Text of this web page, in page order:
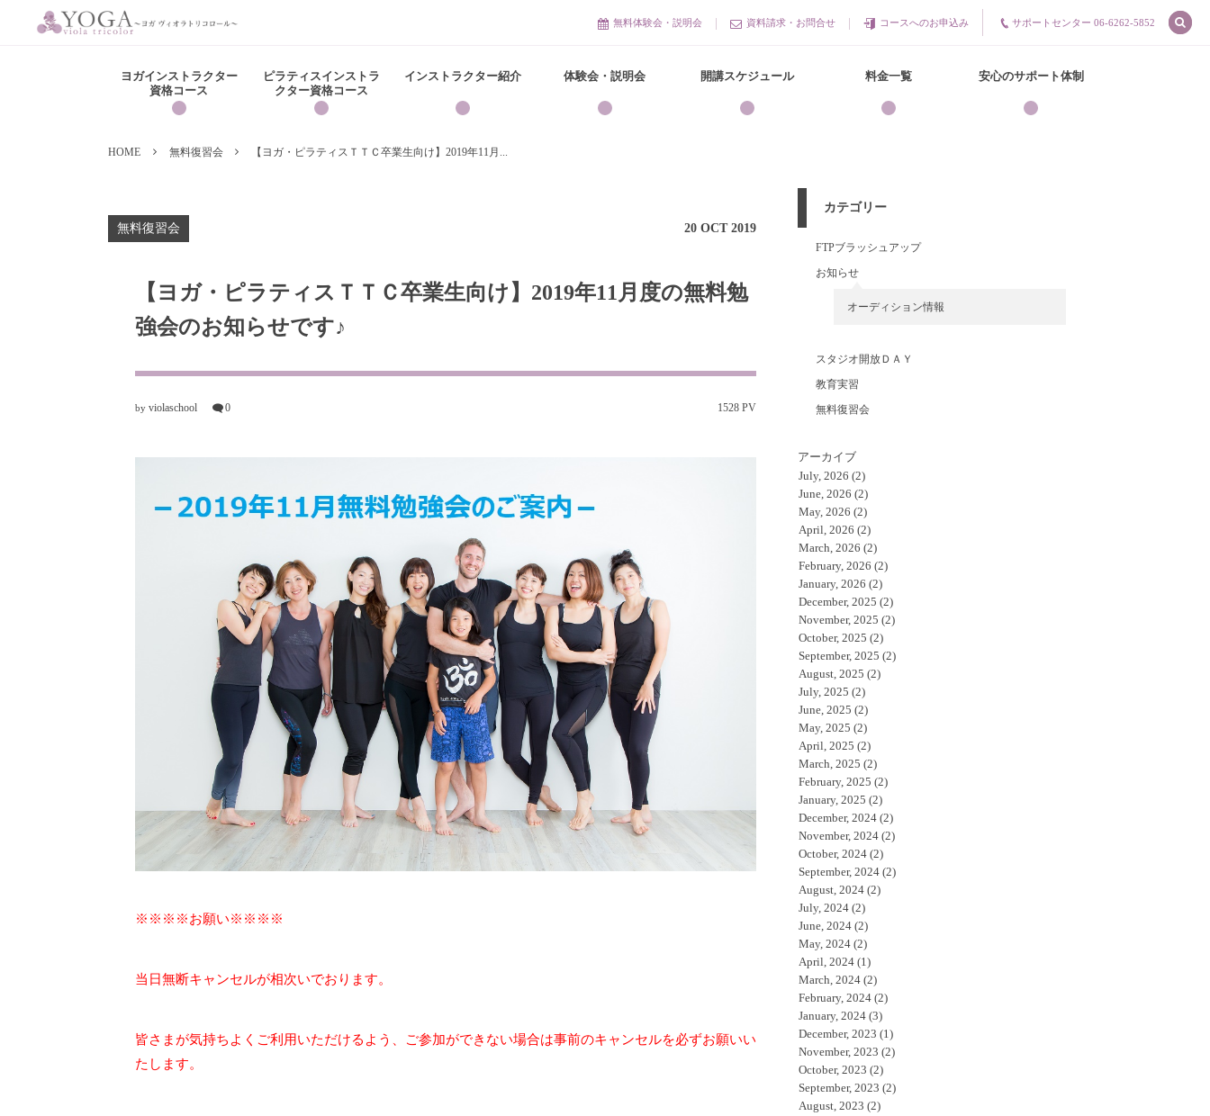
無料体験会・説明会 資料請求・お問合せ コースへのお申込み サポートセンター 06-6262-5852
ヨガインストラクター
資格コース
ピラティスインストラ
クター資格コース
インストラクター紹介 体験会・説明会 開講スケジュール 料金一覧 安心のサポート体制
HOME 無料復習会 【ヨガ・ピラティスＴＴＣ卒業生向け】2019年11月...
無料復習会 20 OCT 2019
【ヨガ・ピラティスＴＴＣ卒業生向け】2019年11月度の無料勉
強会のお知らせです♪
by violaschool 0 1528 PV
※※※※お願い※※※※
当日無断キャンセルが相次いでおります。
皆さまが気持ちよくご利用いただけるよう、ご参加ができない場合は事前のキャンセルを必ずお願いい
たします。
カテゴリー
FTPブラッシュアップ
お知らせ
オーディション情報
スタジオ開放ＤＡＹ
教育実習
無料復習会
アーカイブ
July, 2026 (2)
June, 2026 (2)
May, 2026 (2)
April, 2026 (2)
March, 2026 (2)
February, 2026 (2)
January, 2026 (2)
December, 2025 (2)
November, 2025 (2)
October, 2025 (2)
September, 2025 (2)
August, 2025 (2)
July, 2025 (2)
June, 2025 (2)
May, 2025 (2)
April, 2025 (2)
March, 2025 (2)
February, 2025 (2)
January, 2025 (2)
December, 2024 (2)
November, 2024 (2)
October, 2024 (2)
September, 2024 (2)
August, 2024 (2)
July, 2024 (2)
June, 2024 (2)
May, 2024 (2)
April, 2024 (1)
March, 2024 (2)
February, 2024 (2)
January, 2024 (3)
December, 2023 (1)
November, 2023 (2)
October, 2023 (2)
September, 2023 (2)
August, 2023 (2)